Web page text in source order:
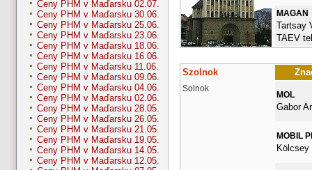
Ceny PHM v Maďarsku 02.07.
Ceny PHM v Maďarsku 30.06.
Ceny PHM v Maďarsku 25.06.
Ceny PHM v Maďarsku 23.06.
Ceny PHM v Maďarsku 18.06.
Ceny PHM v Maďarsku 16.06.
Ceny PHM v Maďarsku 11.06.
Ceny PHM v Maďarsku 09.06.
Ceny PHM v Maďarsku 04.06.
Ceny PHM v Maďarsku 02.06.
Ceny PHM v Maďarsku 28.05.
Ceny PHM v Maďarsku 26.05.
Ceny PHM v Maďarsku 21.05.
Ceny PHM v Maďarsku 19.05.
Ceny PHM v Maďarsku 14.05.
Ceny PHM v Maďarsku 12.05.
MAGAN
Tartsay
TAEV
Szolnok
Solnok
MOL
Gabor
MOBIL
Kölcsey